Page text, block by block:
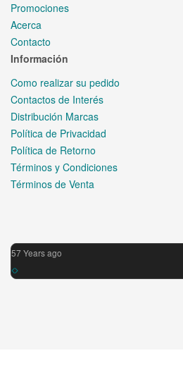
Promociones
Acerca
Contacto
Información
Como realizar su pedido
Contactos de Interés
Distribución Marcas
Política de Privacidad
Política de Retorno
Términos y Condiciones
Términos de Venta
57 Years ago